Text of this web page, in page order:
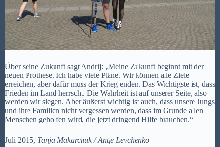
Über seine Zukunft sagt Andrij: „Meine Zukunft beginnt mit der
neuen Prothese. Ich habe viele Pläne. Wir können alle Ziele
erreichen, aber dafür muss der Krieg enden. Das Wichtigste ist, dass
Frieden im Land herrscht. Die Wahrheit ist auf unserer Seite, also
werden wir siegen. Aber äußerst wichtig ist auch, dass unsere Jungs
und ihre Familien nicht vergessen werden, dass im Grunde allen
Menschen geholfen wird, die jetzt dringend Hilfe brauchen.“
Juli 2015, Tanja Makarchuk /Antje Levchenko